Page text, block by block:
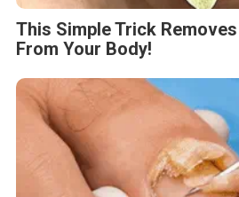
This Simple Trick
From Your Body!